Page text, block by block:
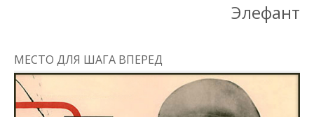
Элефант
МЕСТО ДЛЯ ШАГА ВПЕРЕД